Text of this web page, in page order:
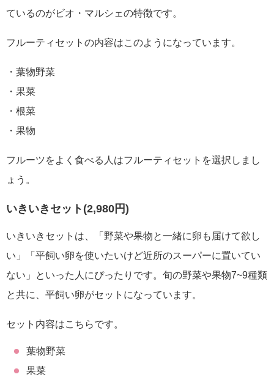
ているのがビオ・マルシェの特徴です。
フルーティセットの内容はこのようになっています。
・葉物野菜
・果菜
・根菜
・果物
フルーツをよく食べる人はフルーティセットを選択しまし
ょう。
いきいきセット(2,980円)
いきいきセットは、「野菜や果物と一緒に卵も届けて欲し
い」「平飼い卵を使いたいけど近所のスーパーに置いてい
ない」といった人にぴったりです。旬の野菜や果物7~9種類
と共に、平飼い卵がセットになっています。
セット内容はこちらです。
葉物野菜
果菜